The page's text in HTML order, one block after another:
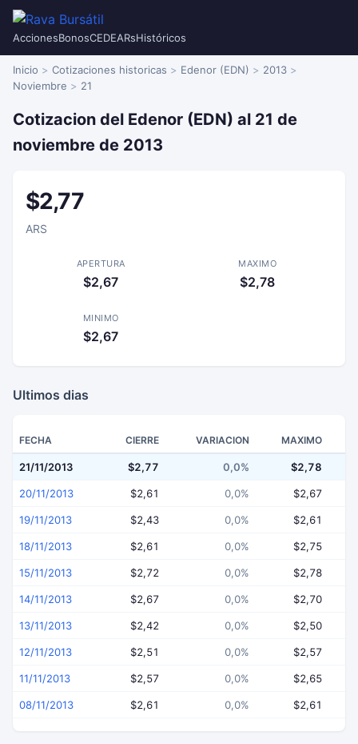
AccionesBonosCEDEARsHistóricos
Inicio Cotizaciones historicas Edenor (EDN)
2013
Noviembre
21
Cotizacion del Edenor (EDN) al 21 de
noviembre de 2013
$2,77
ARS
APERTURA
$2,67
MAXIMO
$2,78
MINIMO
$2,67
Ultimos dias
FECHA CIERRE VARIACION MAXIMO
21/11/2013 $2,77 0,0% $2,78
20/11/2013 $2,61 0,0% $2,67
19/11/2013 $2,43 0,0% $2,61
18/11/2013 $2,61 0,0% $2,75
15/11/2013 $2,72 0,0% $2,78
14/11/2013 $2,67 0,0% $2,70
13/11/2013 $2,42 0,0% $2,50
12/11/2013 $2,51 0,0% $2,57
11/11/2013 $2,57 0,0% $2,65
08/11/2013 $2,61 0,0% $2,61